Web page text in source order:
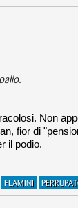
Non
fior di
il podio.
FLAMINI